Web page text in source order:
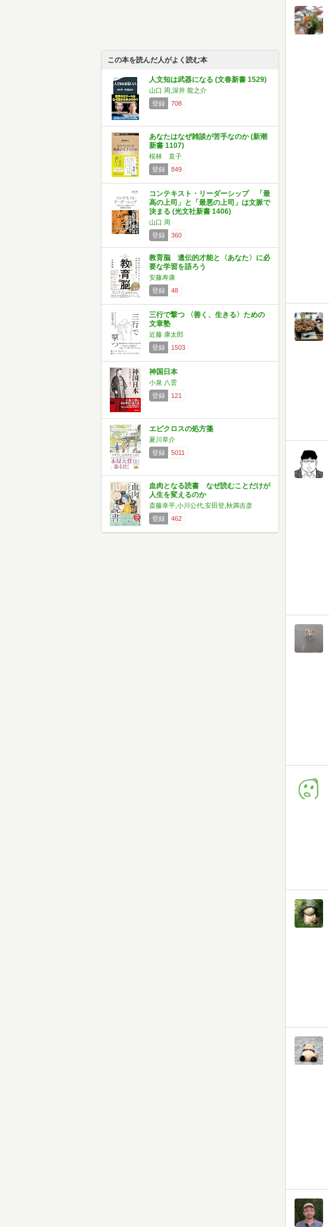
この本を読んだ人がよく読む本
人文知は武器になる (文春新書 1529)
山口 周,深井 龍之介
登録
708
あなたはなぜ雑談が苦手なのか (新潮
新書 1107)
桜林 直子
登録
849
コンテキスト・リーダーシップ 「最
高の上司」と「最悪の上司」は文脈で
決まる (光文社新書 1406)
山口 周
登録
360
教育脳 遺伝的才能と〈あなた〉に必
要な学習を語ろう
安藤寿康
登録
48
三行で撃つ 〈善く、生きる〉ための
文章塾
近藤 康太郎
登録
1503
神国日本
小泉 八雲
登録
121
エピクロスの処方箋
夏川草介
登録
5011
血肉となる読書 なぜ読むことだけが
人生を変えるのか
斎藤幸平,小川公代,安田登,秋満吉彦
登録
462